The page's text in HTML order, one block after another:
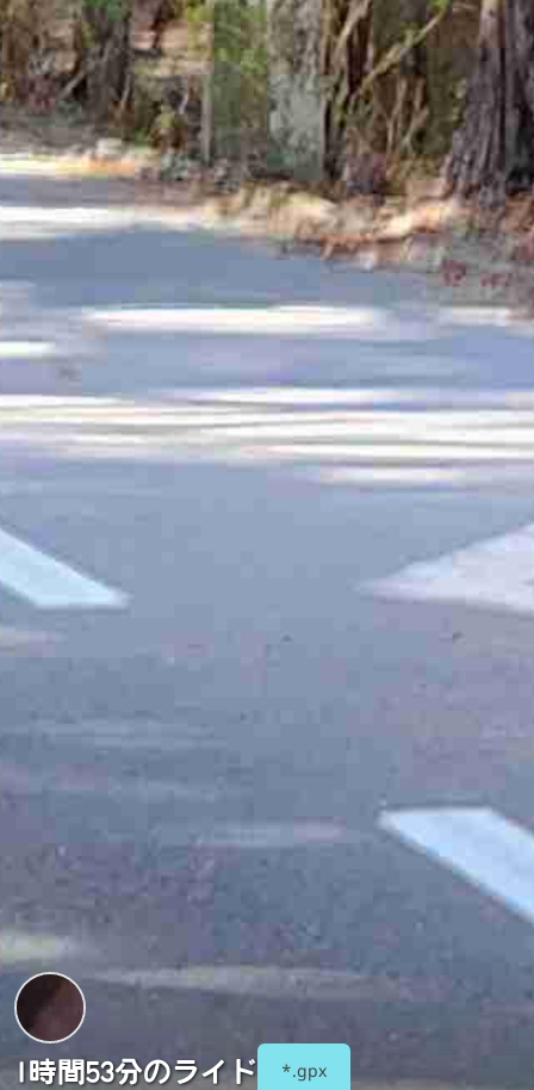
1時間53分のライド *.gpx